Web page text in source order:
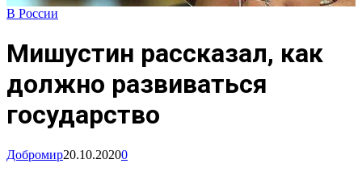
В России
Мишустин рассказал, как
должно развиваться
государство
Добромир20.10.20200